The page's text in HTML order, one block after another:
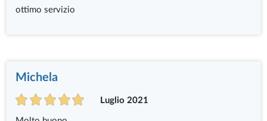
ottimo servizio
Michela
Luglio 2021